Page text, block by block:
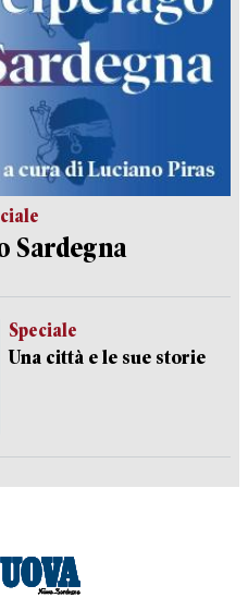
Sardegna
Speciale
Una città e le sue storie